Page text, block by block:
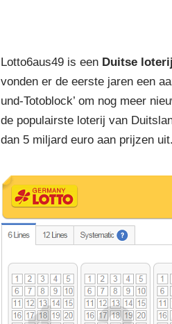
Lotto6aus49 is een Duitse loterij
vonden er de eerste jaren een
und-Totoblock’ om nog meer
de populairste loterij van
dan 5 miljard euro aan prijzen